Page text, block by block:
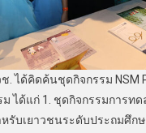
ได้คิดค้นชุดกิจกรรม NSM
ม ได้แก่ 1. ชุดกิจกรรมการท
หรับเยาวชนระดับประถมศึก